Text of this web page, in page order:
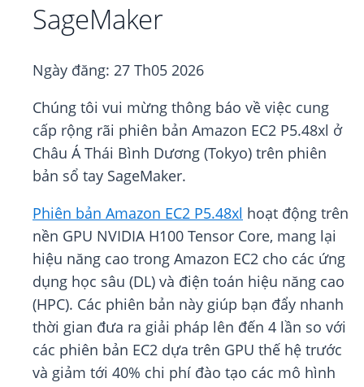
SageMaker
Ngày đăng: 27 Th05 2026
Chúng tôi vui mừng thông báo về việc cung
cấp rộng rãi phiên bản Amazon EC2 P5.48xl ở
Châu Á Thái Bình Dương (Tokyo) trên phiên
bản sổ tay SageMaker.
Phiên bản Amazon EC2 P5.48xl hoạt động trên
nền GPU NVIDIA H100 Tensor Core, mang lại
hiệu năng cao trong Amazon EC2 cho các ứng
dụng học sâu (DL) và điện toán hiệu năng cao
(HPC). Các phiên bản này giúp bạn đẩy nhanh
thời gian đưa ra giải pháp lên đến 4 lần so với
các phiên bản EC2 dựa trên GPU thế hệ trước
và giảm tới 40% chi phí đào tạo các mô hình